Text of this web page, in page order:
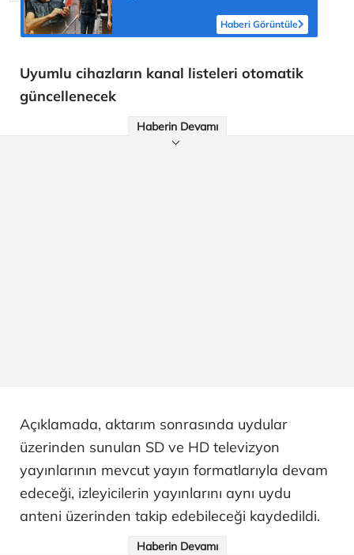
Haberi Görüntüle
Uyumlu cihazların kanal listeleri otomatik
güncellenecek
Haberin Devamı
Açıklamada, aktarım sonrasında uydular
üzerinden sunulan SD ve HD televizyon
yayınlarının mevcut yayın formatlarıyla devam
edeceği, izleyicilerin yayınlarını aynı uydu
anteni üzerinden takip edebileceği kaydedildi.
Haberin Devamı